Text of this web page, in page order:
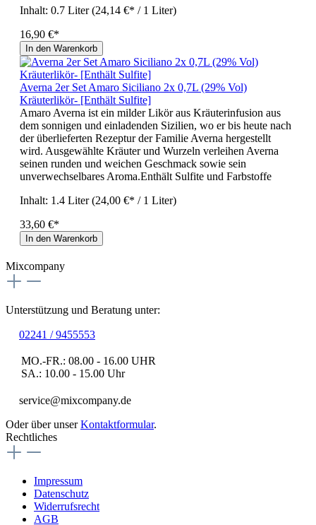
Inhalt: 0.7 Liter(24,14 €* / 1 Liter)
16,90 €*
In den Warenkorb
Averna 2er Set Amaro Siciliano 2x 0,7L (29% Vol)
Kräuterlikör- [Enthält Sulfite]
Amaro Averna ist ein milder Likör aus Kräuterinfusion aus
dem sonnigen und einladenden Sizilien, wo er bis heute nach
der überlieferten Rezeptur der Familie Averna hergestellt
wird. Ausgewählte Kräuter und Wurzeln verleihen Averna
seinen runden und weichen Geschmack sowie sein
unverwechselbares Aroma.Enthält Sulfite und Farbstoffe
Inhalt: 1.4 Liter(24,00 €* / 1 Liter)
33,60 €*
In den Warenkorb
Mixcompany
Unterstützung und Beratung unter:
02241 / 9455553
MO.-FR.: 08.00 - 16.00 UHR
SA.: 10.00 - 15.00 Uhr
service@mixcompany.de
Oder über unserKontaktformular.
Rechtliches
Impressum
Datenschutz
Widerrufsrecht
AGB